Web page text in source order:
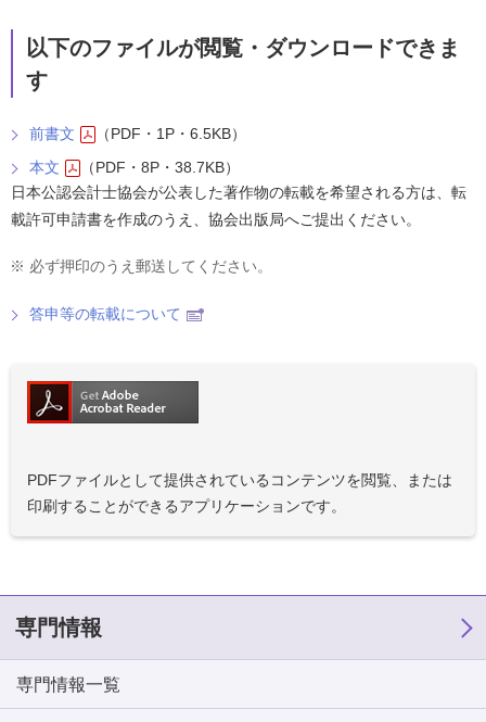
以下のファイルが閲覧・ダウンロードできま
す
前書文
（PDF・1P・6.5KB）
本文
（PDF・8P・38.7KB）
日本公認会計士協会が公表した著作物の転載を希望される方は、転
載許可申請書を作成のうえ、協会出版局へご提出ください。
※ 必ず押印のうえ郵送してください。
答申等の転載について
PDFファイルとして提供されているコンテンツを閲覧、または
印刷することができるアプリケーションです。
専門情報
専門情報一覧